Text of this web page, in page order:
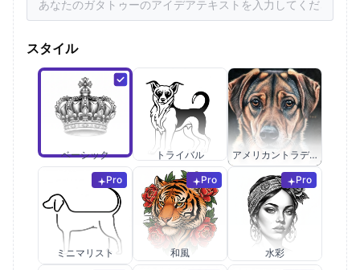
スタイル
ベーシック トライバル アメリカントラディショナル
Pro
ミニマリスト
Pro
和風
Pro
水彩